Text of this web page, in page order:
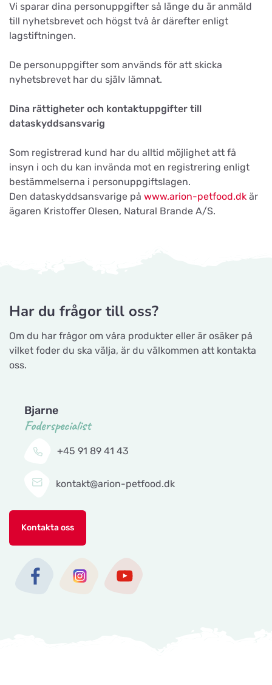
Vi sparar dina personuppgifter så länge du är anmäld
till nyhetsbrevet och högst två år därefter enligt
lagstiftningen.
De personuppgifter som används för att skicka
nyhetsbrevet har du själv lämnat.
Dina rättigheter och kontaktuppgifter till
dataskyddsansvarig
Som registrerad kund har du alltid möjlighet att få
insyn i och du kan invända mot en registrering enligt
bestämmelserna i personuppgiftslagen.
Den dataskyddsansvarige på www.arion-petfood.dk är
ägaren Kristoffer Olesen, Natural Brande A/S.
Har du frågor till oss?
Om du har frågor om våra produkter eller är osäker på
vilket foder du ska välja, är du välkommen att kontakta
oss.
Bjarne
Foderspecialist
+45 91 89 41 43
kontakt@arion-petfood.dk
Kontakta oss